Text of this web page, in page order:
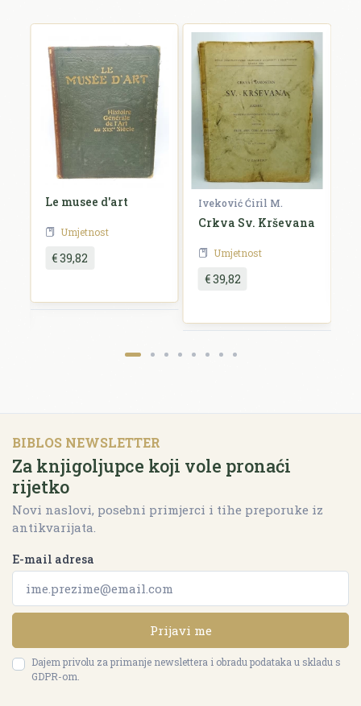
Le musee d'art
Umjetnost
€ 39,82
Iveković Ćiril M.
Crkva Sv. Krševana
Umjetnost
€ 39,82
BIBLOS NEWSLETTER
Za knjigoljupce koji vole pronaći
rijetko
Novi naslovi, posebni primjerci i tihe preporuke iz
antikvarijata.
E-mail adresa
Prijavi me
Dajem privolu za primanje newslettera i obradu podataka u skladu s
GDPR-om.